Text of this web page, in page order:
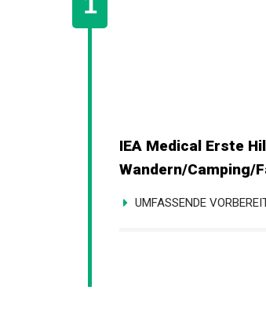
IEA Medical Erste
Wandern/Camping/
UMFASSENDE